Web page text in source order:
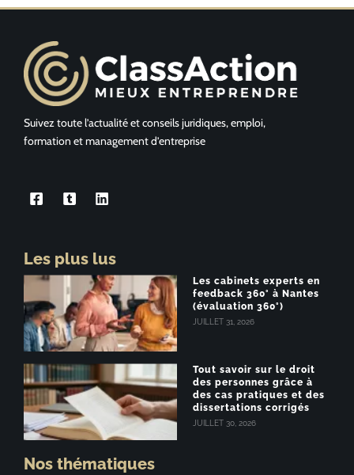
Suivez toute l’actualité et conseils juridiques, emploi,
formation et management d’entreprise
Les plus lus
Les cabinets experts en
feedback 360° à Nantes
(évaluation 360°)
JUILLET 31, 2026
Tout savoir sur le droit
des personnes grâce à
des cas pratiques et des
dissertations corrigés
JUILLET 30, 2026
Nos thématiques